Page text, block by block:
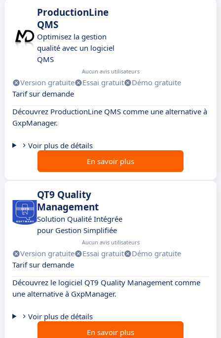
ProductionLine
QMS
Optimisez la gestion
qualité avec un logiciel
QMS
Aucun avis utilisateurs
Version gratuite Essai gratuit
Démo gratuite
Tarif sur demande
Découvrez ProductionLine QMS comme une alternative à
GxpManager.
Voir plus de détails
En savoir plus
QT9 Quality
Management
Solution Qualité Intégrée
pour Gestion Simplifiée
Aucun avis utilisateurs
Version gratuite Essai gratuit
Démo gratuite
Tarif sur demande
Découvrez le logiciel QT9 Quality Management comme
une alternative à GxpManager.
Voir plus de détails
En savoir plus